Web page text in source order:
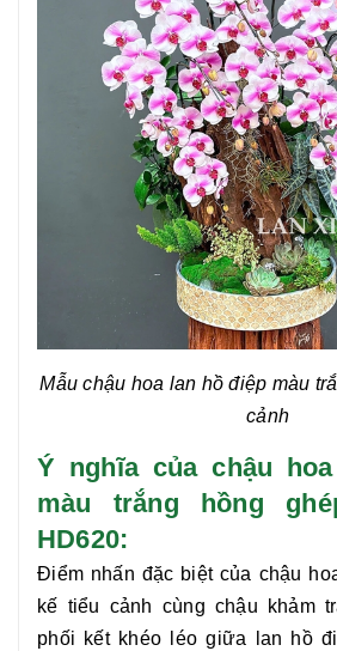
Mẫu chậu hoa lan hồ điệp màu
cảnh
Ý nghĩa của chậu
màu trắng hồng
HD620:
Điểm nhấn đặc biệt của chậu
kế tiểu cảnh cùng chậu khảm
phối kết khéo léo giữa
lan hồ